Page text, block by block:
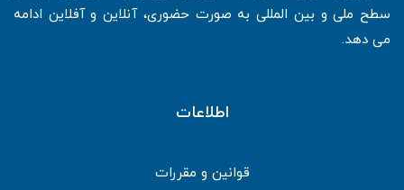
سطح ملی و بین المللی به صورت حضوری، آنلاین و آفلاین ادامه
می دهد.
اطلاعات
قوانین و مقررات